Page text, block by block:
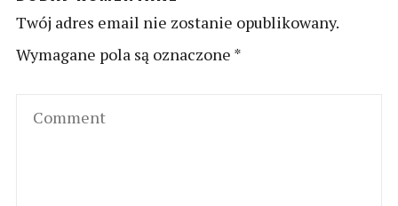
Twój adres email nie zostanie opublikowany.
Wymagane pola są oznaczone *